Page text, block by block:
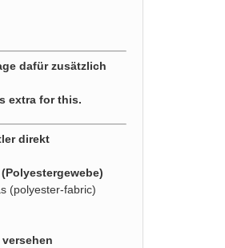
dafür zusätzlich
extra for this.
direkt
(polyester-fabric)